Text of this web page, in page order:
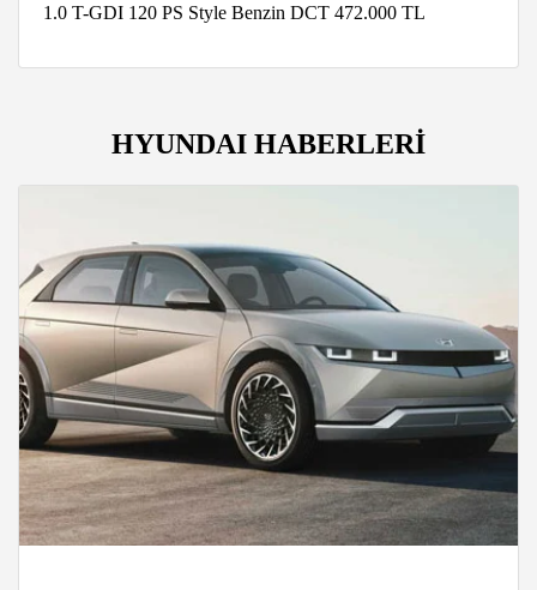
1.0 T-GDI 120 PS Style Benzin DCT 472.000 TL
HYUNDAI HABERLERİ